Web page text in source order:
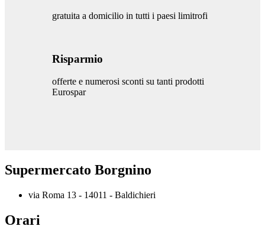
gratuita a domicilio in tutti i paesi limitrofi
Risparmio
offerte e numerosi sconti su tanti prodotti
Eurospar
Supermercato Borgnino
via Roma 13 - 14011 - Baldichieri
Orari